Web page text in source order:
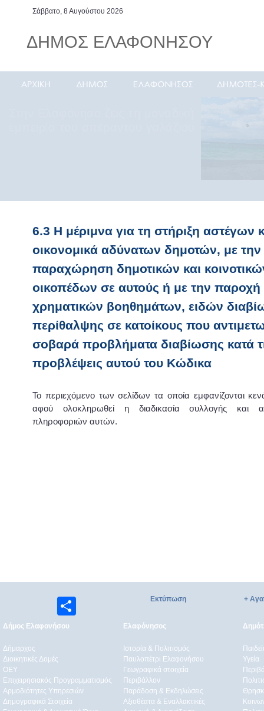
Σάββατο, 8 Αυγούστου 2026
ΔΗΜΟΣ ΕΛΑΦΟΝΗΣΟΥ
6.3 Η μέριμνα για τη στήριξη αστέγων
οικονομικά αδύνατων δημοτών, με την
παραχώρηση δημοτικών και
οικοπέδων σε αυτούς ή με την παροχή
χρηματικών βοηθημάτων, ειδών
περίθαλψης σε κατοίκους που
σοβαρά προβλήματα διαβίωσης κατά
προβλέψεις αυτού του Κώδικα
Το περιεχόμενο των σελίδων τα οποία εμφανίζονται
αφού ολοκληρωθεί η διαδικασία συλλογής και
πληροφοριών αυτών.
Μοιραστείτε
Εκτύπωση +
Δήμος Ελαφονήσου
Δήμαρχος
Διοικητικές Δομές
ΟEΥ
Επιχειρησιακός Προγραμματισμός
Αρμοδιότητες Υπηρεσιών
Δημογραφικά Στοιχεία
Ελαφόνησος
Ιστορία & Πολιτισμός
Παυλοπέτρι Ελαφονήσου
Γεωγραφικά στοιχεία
Περιβάλλον
Παράδοση & Εκδηλώσεις
Αξιοθέατα & Eναλλακτικές
Υγεία